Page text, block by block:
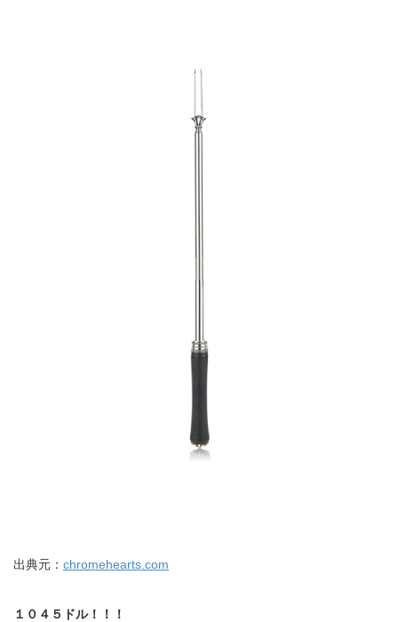
出典元： chromehearts.com
１０４５ドル！！！